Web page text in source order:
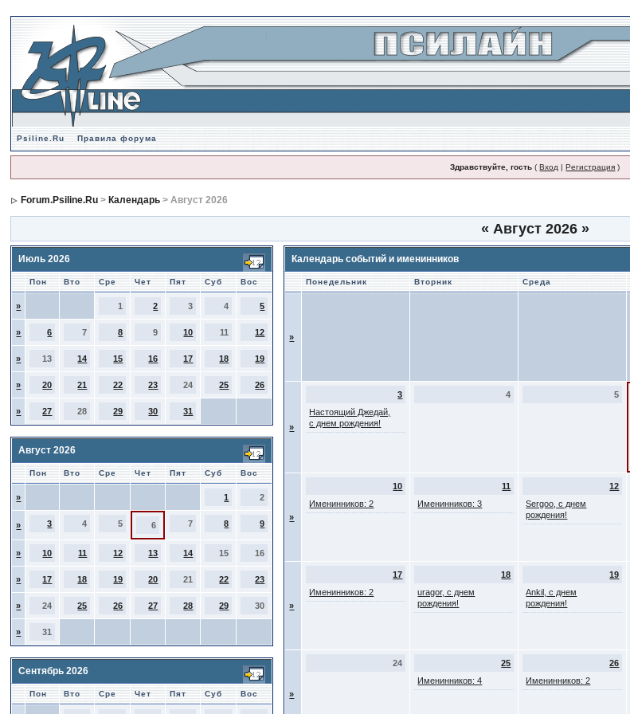
Psiline.Ru Правила форума
Здравствуйте, гость (Вход |Регистрация )
Forum.Psiline.Ru > Календарь > Август 2026
« Август 2026 »
Июль 2026
Пон Вто Сре Чет Пят Суб Вос
» 1 2 3 4 5
» 6 7 8 9 10 11 12
» 13 14 15 16 17 18 19
» 20 21 22 23 24 25 26
» 27 28 29 30 31
Август 2026
Пон Вто Сре Чет Пят Суб Вос
» 1 2
» 3 4 5 6 7 8 9
» 10 11 12 13 14 15 16
» 17 18 19 20 21 22 23
» 24 25 26 27 28 29 30
» 31
Сентябрь 2026
Пон Вто Сре Чет Пят Суб Вос
Календарь событий и именинников
Понедельник Вторник Среда
»
»
3
Настоящий Джедай,
с днем рождения!
4 5
»
10
Именинников: 2
11
Именинников: 3
12
Sergoo, с днем
рождения!
»
17
Именинников: 2
18
uragor, с днем
рождения!
19
Ankil, с днем
рождения!
»
24
25
Именинников: 4
26
Именинников: 2